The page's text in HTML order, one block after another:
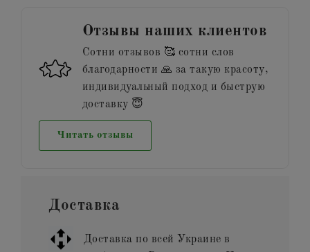
Отзывы наших клиентов
Сотни отзывов 🥰 сотни слов
благодарности 🙏 за такую красоту,
индивидуальный подход и быструю
доставку 😇
Читать отзывы
Доставка
Доставка по всей Украине в